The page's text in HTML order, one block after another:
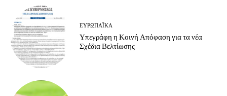
ΕΥΡΩΠΑΪΚΆ
Υπεγράφη η Κοινή Απόφαση για τα νέα
Σχέδια Βελτίωσης